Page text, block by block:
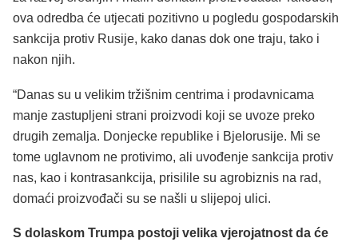
ova odredba će utjecati pozitivno u pogledu gospodarskih
sankcija protiv Rusije, kako danas dok one traju, tako i
nakon njih.
“Danas su u velikim tržišnim centrima i prodavnicama
manje zastupljeni strani proizvodi koji se uvoze preko
drugih zemalja. Donjecke republike i Bjelorusije. Mi se
tome uglavnom ne protivimo, ali uvođenje sankcija protiv
nas, kao i kontrasankcija, prisilile su agrobiznis na rad,
domaći proizvođači su se našli u slijepoj ulici.
S dolaskom Trumpa postoji velika vjerojatnost da će